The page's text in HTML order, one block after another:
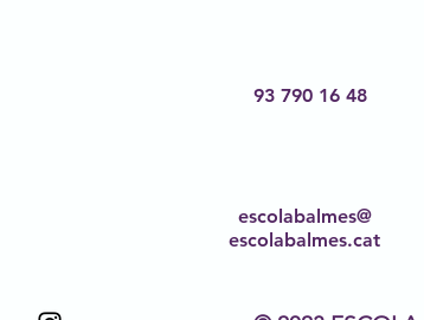
93 790 16 48
escolabalmes@
escolabalmes.cat